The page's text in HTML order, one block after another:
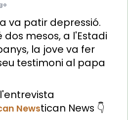
va patir depressió.
dos mesos, a l'Estadi
la jove va fer
testimoni al papa
Newstican News 👇